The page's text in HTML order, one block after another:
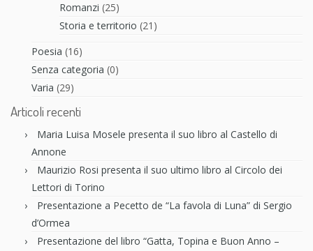
Romanzi (25)
Storia e territorio (21)
Poesia (16)
Senza categoria (0)
Varia (29)
Articoli recenti
Maria Luisa Mosele presenta il suo libro al Castello di
Annone
Maurizio Rosi presenta il suo ultimo libro al Circolo dei
Lettori di Torino
Presentazione a Pecetto de “La favola di Luna” di Sergio
d’Ormea
Presentazione del libro “Gatta, Topina e Buon Anno –